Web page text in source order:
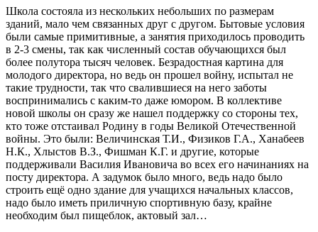
Школа состояла из нескольких небольших по размерам
зданий, мало чем связанных друг с другом. Бытовые условия
были самые примитивные, а занятия приходилось проводить
в 2-3 смены, так как численный состав обучающихся был
более полутора тысяч человек. Безрадостная картина для
молодого директора, но ведь он прошел войну, испытал не
такие трудности, так что свалившиеся на него заботы
воспринимались с каким-то даже юмором. В коллективе
новой школы он сразу же нашел поддержку со стороны тех,
кто тоже отстаивал Родину в годы Великой Отечественной
войны. Это были: Величинская Т.И., Физиков Г.А., Ханабеев
Н.К., Хлыстов В.З., Фишман К.Г. и другие, которые
поддерживали Василия Ивановича во всех его начинаниях на
посту директора. А задумок было много, ведь надо было
строить ещё одно здание для учащихся начальных классов,
надо было иметь приличную спортивную базу, крайне
необходим был пищеблок, актовый зал…